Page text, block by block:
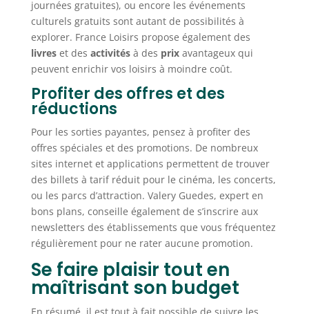
journées gratuites), ou encore les événements
culturels gratuits sont autant de possibilités à
explorer. France Loisirs propose également des
livreset des activitésà des prixavantageux qui
peuvent enrichir vos loisirs à moindre coût.
Profiter des offres et des
réductions
Pour les sorties payantes, pensez à profiter des
offres spéciales et des promotions. De nombreux
sites internet et applications permettent de trouver
des billets à tarif réduit pour le cinéma, les concerts,
ou les parcs d’attraction. Valery Guedes, expert en
bons plans, conseille également de s’inscrire aux
newsletters des établissements que vous fréquentez
régulièrement pour ne rater aucune promotion.
Se faire plaisir tout en
maîtrisant son budget